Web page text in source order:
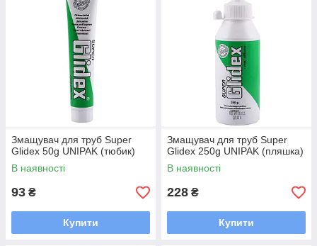
Змащувач для труб Super
Glidex 50g UNIPAK (тюбик)
В наявності
93 ₴
Купити
Змащувач для труб Super
Glidex 250g UNIPAK (пляшка)
В наявності
228 ₴
Купити